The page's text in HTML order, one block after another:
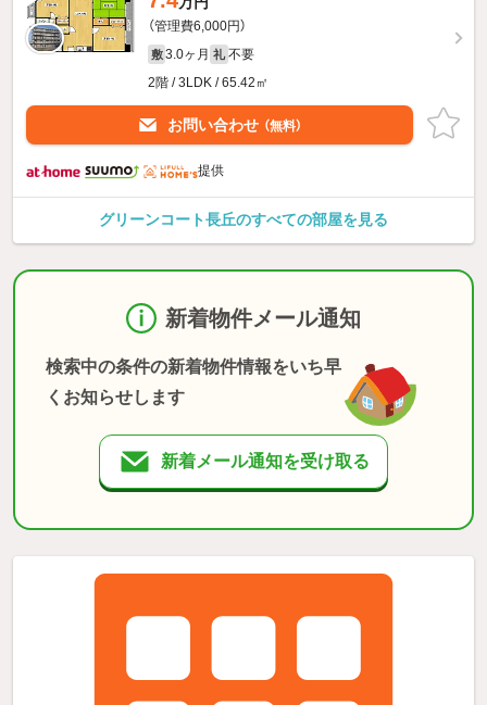
（管理費6,000円）
敷 3.0ヶ月 礼 不要
2階 / 3LDK / 65.42㎡
お問い合わせ （無料）
提供
グリーンコート長丘のすべての部屋を見る
新着物件メール通知
検索中の条件の新着物件情報をいち早
くお知らせします
新着メール通知を受け取る